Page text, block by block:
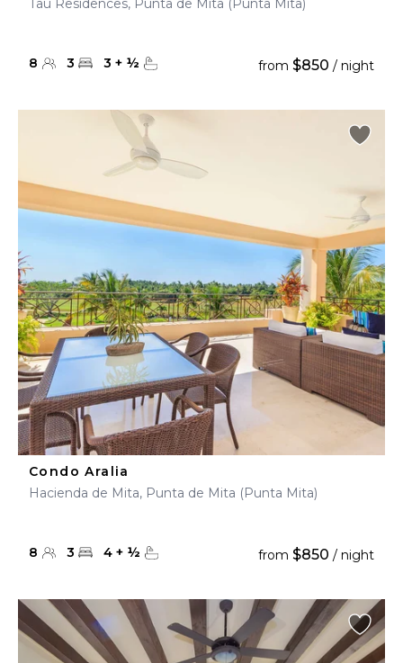
Tau Residences, Punta de Mita (Punta Mita)
8 3 3 + ½ from $850 / night
Condo Aralia
Hacienda de Mita, Punta de Mita (Punta Mita)
8 3 4 + ½ from $850 / night